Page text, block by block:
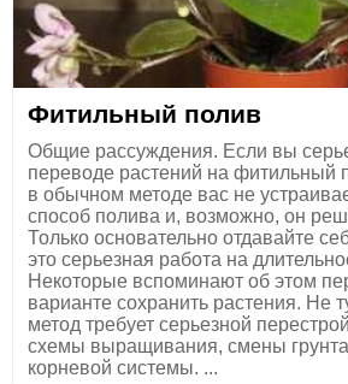
Фитильный полив
Общие рассуждения. Если вы
переводе растений на фитильный
в обычном методе вас не
способ полива и, возможно, он
Только основательно отдавайте
это серьезная работа на
Некоторые вспоминают об этом
варианте сохранить растения. Не
метод требует серьезной
схемы выращивания, смены
корневой системы. ...